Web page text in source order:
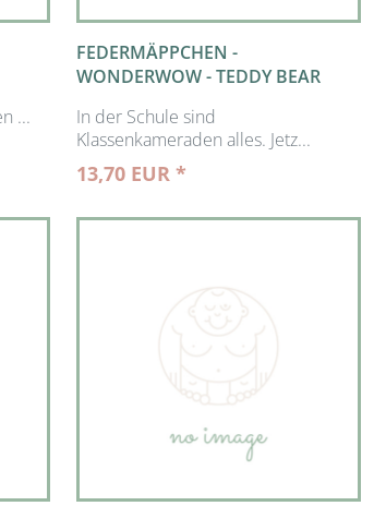
...
FEDERMÄPPCHEN -
WONDERWOW - TEDDY BEAR
In der Schule sind
Klassenkameraden alles. Jetz...
13,70 EUR *